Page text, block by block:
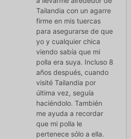
Tailandia con un agarre
firme en mis tuercas
para asegurarse de que
yo y cualquier chica
viendo sabía que mi
polla era suya. Incluso 8
años después, cuando
visité Tailandia por
última vez, seguía
haciéndolo. También
me ayuda a recordar
que mi polla le
pertenece sólo a ella.